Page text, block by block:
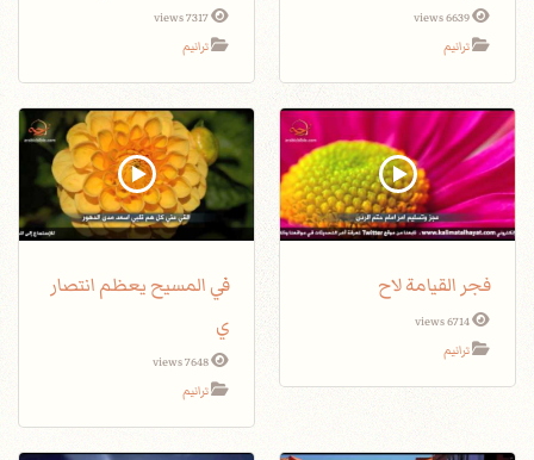
6639 views
ترانيم
7317 views
ترانيم
فجر القيامة لاح
6714 views
ترانيم
في المسيح يعظم انتصار
ي
7648 views
ترانيم